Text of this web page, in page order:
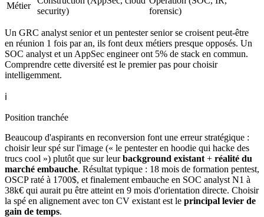
Métier
security)
forensic)
Un GRC analyst senior et un pentester senior se croisent peut-être
en réunion 1 fois par an, ils font deux métiers presque opposés. Un
SOC analyst et un AppSec engineer ont 5% de stack en commun.
Comprendre cette diversité est le premier pas pour choisir
intelligemment.
ℹ️
Position tranchée
Beaucoup d'aspirants en reconversion font une erreur stratégique :
choisir leur spé sur l'image (« le pentester en hoodie qui hacke des
trucs cool ») plutôt que sur leurbackground existant + réalité du
marché embauche. Résultat typique : 18 mois de formation pentest,
OSCP raté à 1700$, et finalement embauche en SOC analyst N1 à
38k€ qui aurait pu être atteint en 9 mois d'orientation directe. Choisir
la spé en alignement avec ton CV existant est le principal levier de
gain de temps.